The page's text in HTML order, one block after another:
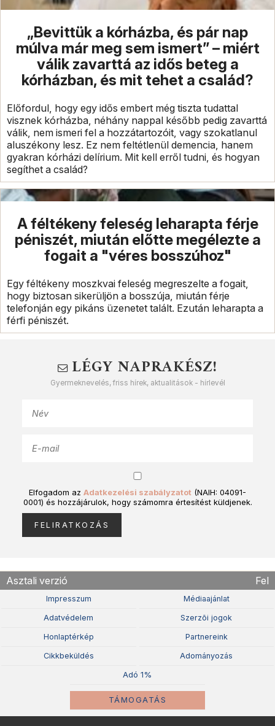
„Bevittük a kórházba, és pár nap
múlva már meg sem ismert” – miért
válik zavarttá az idős beteg a
kórházban, és mit tehet a család?
Előfordul, hogy egy idős embert még tiszta tudattal
visznek kórházba, néhány nappal később pedig zavarttá
válik, nem ismeri fel a hozzátartozóit, vagy szokatlanul
aluszékony lesz. Ez nem feltétlenül demencia, hanem
gyakran kórházi delírium. Mit kell erről tudni, és hogyan
segíthet a család?
A féltékeny feleség leharapta férje
péniszét, miután előtte megélezte a
fogait a "véres bosszúhoz"
Egy féltékeny moszkvai feleség megreszelte a fogait,
hogy biztosan sikerüljön a bosszúja, miután férje
telefonján egy pikáns üzenetet talált. Ezután leharapta a
férfi péniszét.
LÉGY NAPRAKÉSZ!
Gyermeknevelés, friss hírek, aktualitások - hírlevél
Elfogadom az Adatkezelési szabályzatot (NAIH: 04091-
0001) és hozzájárulok, hogy számomra értesítést küldjenek.
Asztali verzió Fel
Impresszum Médiaajánlat
Adatvédelem Szerzõi jogok
Honlaptérkép Partnereink
Cikkbeküldés Adományozás
Adó 1%
TÁMOGATÁS